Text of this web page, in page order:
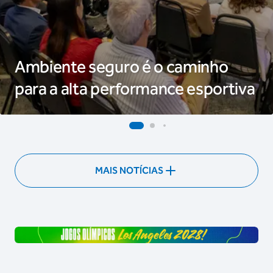
Ambiente seguro é o caminho
para a alta performance esportiva
MAIS NOTÍCIAS